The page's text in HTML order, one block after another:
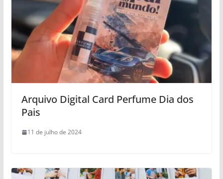
Arquivo Digital Card Perfume Dia dos
Pais
11 de julho de 2024